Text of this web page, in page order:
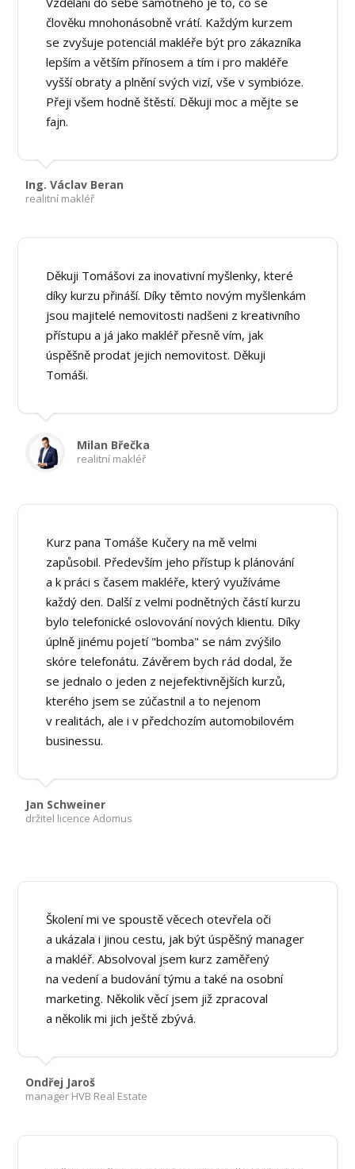
člověku mnohonásobně vrátí. Každým kurzem
se zvyšuje potenciál makléře být pro zákazníka
lepším a větším přínosem a tím i pro makléře
vyšší obraty a plnění svých vizí, vše v symbióze.
Přeji všem hodně štěstí. Děkuji moc a mějte se
fajn.
Ing. Václav Beran
realitní makléř
Děkuji Tomášovi za inovativní myšlenky, které
díky kurzu přináší. Díky těmto novým myšlenkám
jsou majitelé nemovitosti nadšeni z kreativního
přístupu a já jako makléř přesně vím, jak
úspěšně prodat jejich nemovitost. Děkuji
Tomáši.
Milan Břečka
realitní makléř
Kurz pana Tomáše Kučery na mě velmi
zapůsobil. Především jeho přístup k plánování
a k práci s časem makléře, který využíváme
každý den. Další z velmi podnětných částí kurzu
bylo telefonické oslovování nových klientu. Díky
úplně jinému pojetí "bomba" se nám zvýšilo
skóre telefonátu. Závěrem bych rád dodal, že
se jednalo o jeden z nejefektivnějších kurzů,
kterého jsem se zúčastnil a to nejenom
v realitách, ale i v předchozím automobilovém
businessu.
Jan Schweiner
držitel licence Adomus
Školení mi ve spoustě věcech otevřela oči
a ukázala i jinou cestu, jak být úspěšný manager
a makléř. Absolvoval jsem kurz zaměřený
na vedení a budování týmu a také na osobní
marketing. Několik věcí jsem již zpracoval
a několik mi jich ještě zbývá.
Ondřej Jaroš
manager HVB Real Estate